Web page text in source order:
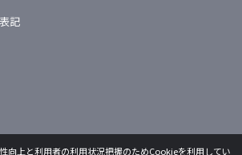
記
向上と利用者の利用状況把握のためCookieを利用してい